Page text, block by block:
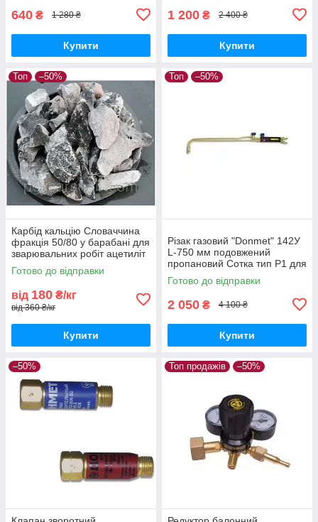
640 ₴ 1 280 ₴
Купити
1 200 ₴ 2 400 ₴
Купити
Топ –50%
Карбід кальцію Словаччина
фракція 50/80 у барабані для
зварювальних робіт ацетиліт
кальцію бочка
Готово до відправки
від 180 ₴/кг
від 360 ₴/кг
Купити
Топ –50%
Різак газовий "Donmet" 142У
L-750 мм подовжений
пропановий Сотка тип Р1 для
оброблення та різання
металу
Готово до відправки
2 050 ₴ 4 100 ₴
Купити
–50% Топ продажів –50%